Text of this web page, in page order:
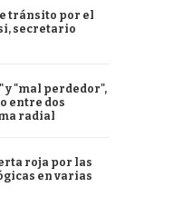
tránsito por el
secretario
y "mal perdedor",
entre dos
radial
roja por las
en varias